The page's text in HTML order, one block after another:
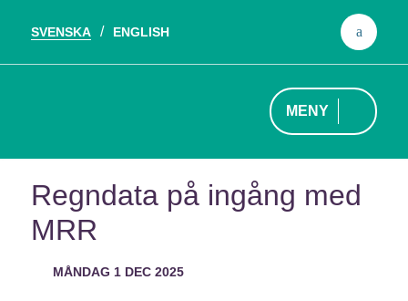
SVENSKA ENGLISH
Sök
MENY
Regndata på ingång med
MRR
MÅNDAG 1 DEC 2025